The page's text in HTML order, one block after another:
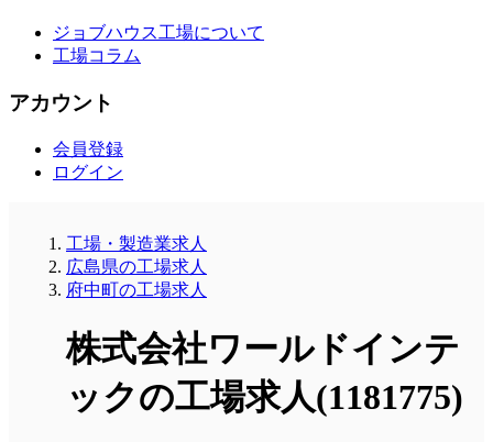
ジョブハウス工場について
工場コラム
アカウント
会員登録
ログイン
工場・製造業求人
広島県の工場求人
府中町の工場求人
株式会社ワールドインテ
ックの工場求人(1181775)